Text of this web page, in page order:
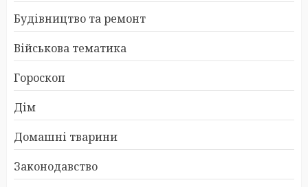
Будівництво та ремонт
Військова тематика
Гороскоп
Дім
Домашні тварини
Законодавство